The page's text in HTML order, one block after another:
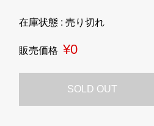
在庫状態 : 売り切れ
販売価格 ¥0
SOLD OUT